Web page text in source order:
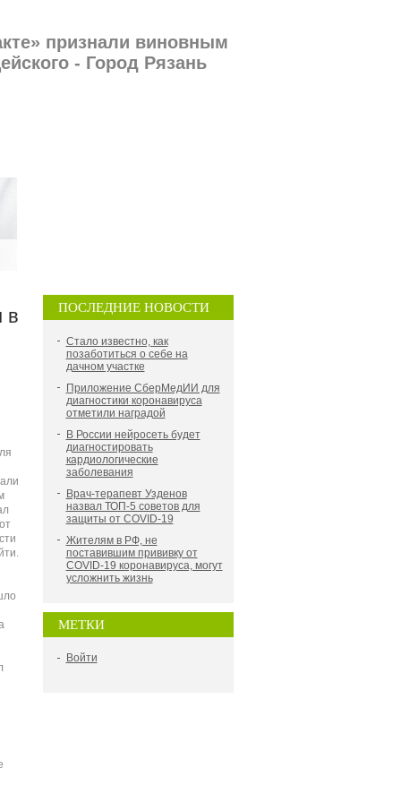
признали виновным
- Город Рязань
ПОСЛЕДНИЕ НОВОСТИ
Стало известно, как
позаботиться о себе на
дачном участке
Приложение СберМедИИ для
диагностики коронавируса
отметили наградой
В России нейросеть будет
диагностировать
кардиологические
заболевания
Врач-терапевт Узденов
назвал ТОП-5 советов для
защиты от COVID-19
Жителям в РФ, не
поставившим прививку от
COVID-19 коронавируса, могут
усложнить жизнь
МЕТКИ
Войти
в